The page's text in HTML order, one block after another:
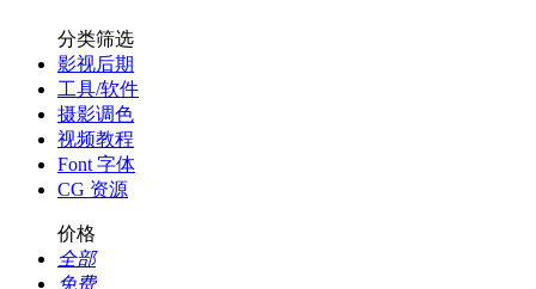
分类筛选
影视后期
工具/软件
摄影调色
视频教程
Font 字体
CG 资源
价格
全部
免费